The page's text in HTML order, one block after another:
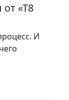
«Т8
И